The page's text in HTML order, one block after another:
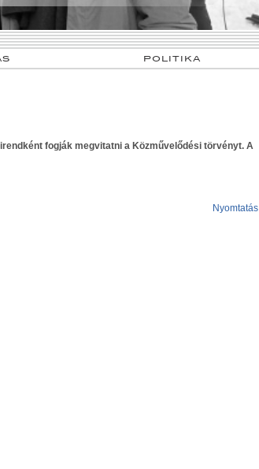
POLITIKA
fogják megvitatni a Közművelődési törvényt. A
Nyomtatás